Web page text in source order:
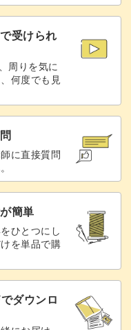
のデザインは、他のマ
抜群。
ることで、上品さもア
ティングのデザイン。
練習してみてください
受けられ
周りを気に
何度でも見
に直接質問
簡単
ひとつにし
を単品で購
ダウンロ